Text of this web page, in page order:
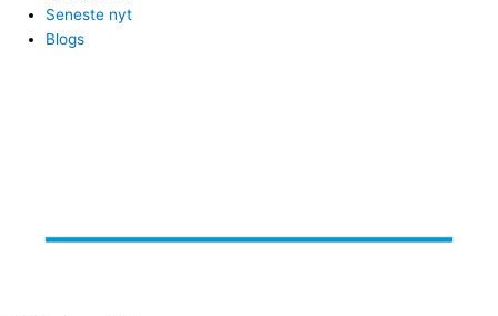
Seneste nyt
Blogs